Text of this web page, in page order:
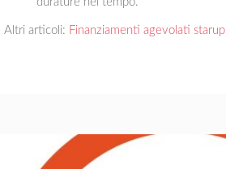
Altri articoli: Finanziamenti agevolati starup